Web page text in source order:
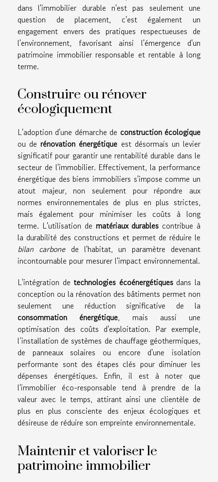
dans l'immobilier durable n'est pas seulement une
question de placement, c'est également un
engagement envers des pratiques respectueuses de
l'environnement, favorisant ainsi l'émergence d'un
patrimoine immobilier responsable et rentable à long
terme.
Construire ou rénover
écologiquement
L'adoption d'une démarche de construction écologique
ou de rénovation énergétique est désormais un levier
significatif pour garantir une rentabilité durable dans le
secteur de l'immobilier. Effectivement, la performance
énergétique des biens immobiliers s'impose comme un
atout majeur, non seulement pour répondre aux
normes environnementales de plus en plus strictes,
mais également pour minimiser les coûts à long
terme. L'utilisation de matériaux durables contribue à
la durabilité des constructions et permet de réduire le
bilan carbonede l'habitat, un paramètre devenant
incontournable pour mesurer l'impact environnemental.
L'intégration detechnologies écoénergétiquesdans la
conception ou la rénovation des bâtiments permet non
seulement une réduction significative de la
consommation énergétique, mais aussi une
optimisation des coûts d'exploitation. Par exemple,
l’installation de systèmes de chauffage géothermiques,
de panneaux solaires ou encore d'une isolation
performante sont des étapes clés pour diminuer les
dépenses énergétiques. Enfin, il est à noter que
l'immobilier éco-responsable tend à prendre de la
valeur avec le temps, attirant ainsi une clientèle de
plus en plus consciente des enjeux écologiques et
désireuse de réduire son empreinte environnementale.
Maintenir et valoriser le
patrimoine immobilier